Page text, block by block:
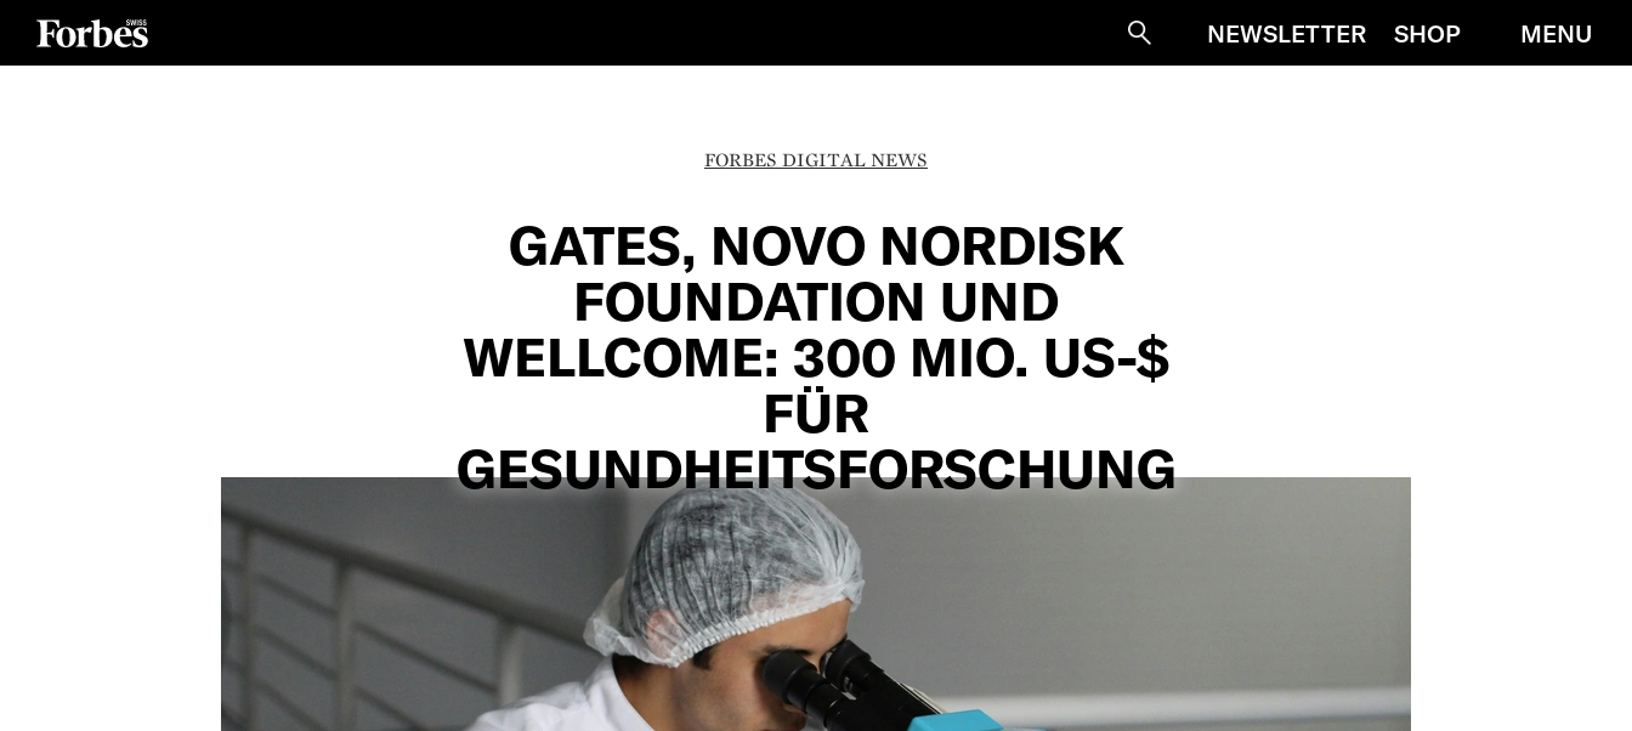
SucheNEWSLETTER SHOP MENU
FORBES DIGITAL NEWS
GATES, NOVO NORDISK
FOUNDATION UND
WELLCOME: 300 MIO. US-$
FÜR
GESUNDHEITSFORSCHUNG